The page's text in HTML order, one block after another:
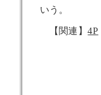
いう。
【関連】4P